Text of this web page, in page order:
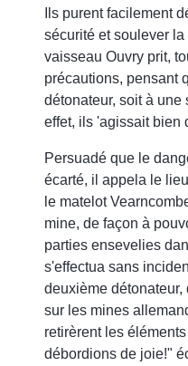
Ils purent facilement
sécurité et soulever
vaisseau Ouvry prit,
précautions, pensant
détonateur, soit à
effet, ils 'agissait bien
Persuadé que le
écarté, il appela le
le matelot
mine, de façon à
parties ensevelies
s'effectua sans
deuxième
sur les mines
retirèrent les
débordions de joie!"